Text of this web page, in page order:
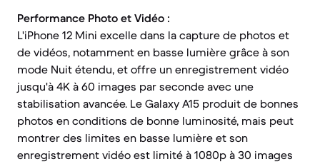
Performance Photo et Vidéo :
L'iPhone 12 Mini excelle dans la capture de photos et
de vidéos, notamment en basse lumière grâce à son
mode Nuit étendu, et offre un enregistrement vidéo
jusqu'à 4K à 60 images par seconde avec une
stabilisation avancée. Le Galaxy A15 produit de bonnes
photos en conditions de bonne luminosité, mais peut
montrer des limites en basse lumière et son
enregistrement vidéo est limité à 1080p à 30 images